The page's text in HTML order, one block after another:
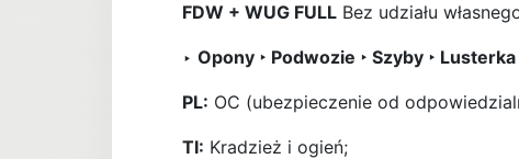
FDW + WUG FULL Bez udziału
‣ Opony ‣ Podwozie ‣ Szyby ‣ Lusterka
PL: OC (ubezpieczenie od
TI: Kradzież i ogień;